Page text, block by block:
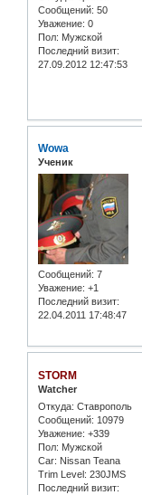
Сообщений: 50
Уважение: 0
Пол: Мужской
Последний визит:
27.09.2012 12:47:53
Wowa
Ученик
Сообщений: 7
Уважение: +1
Последний визит:
22.04.2011 17:48:47
STORM
Watcher
Откуда: Ставрополь
Сообщений: 10979
Уважение: +339
Пол: Мужской
Car: Nissan Teana
Trim Level: 230JMS
Последний визит: